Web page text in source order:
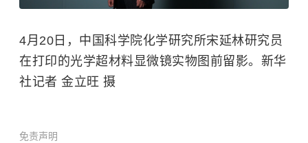
4月20日，中国科学院化学研究所宋延林研究员
在打印的光学超材料显微镜实物图前留影。新华
社记者 金立旺 摄
免责声明